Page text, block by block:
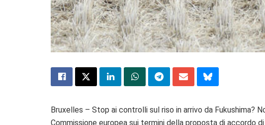
Bruxelles – Stop ai controlli sul riso in arrivo da Fukushima?
Commissione europea sui termini della proposta di accordo